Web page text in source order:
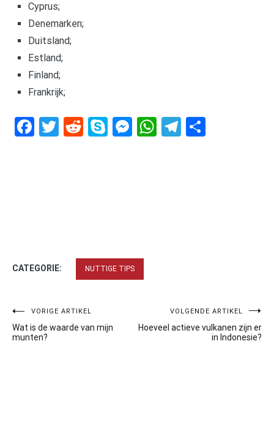
Cyprus;
Denemarken;
Duitsland;
Estland;
Finland;
Frankrijk;
Facebook
Twitter
RedditSkypeMessenger
WhatsApp
Telegram
CATEGORIE: NUTTIGE TIPS
Bericht
navigatie
VORIGE ARTIKEL
Wat is de waarde van mijn
munten?
VOLGENDE ARTIKEL
Hoeveel actieve vulkanen zijn er
in Indonesie?